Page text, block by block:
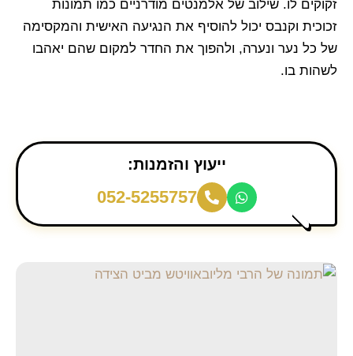
זקוקים לו. שילוב של אלמנטים מודרניים כמו תמונות
זכוכית וקנבס יכול להוסיף את הנגיעה האישית והמקסימה
של כל נער ונערה, ולהפוך את החדר למקום שהם יאהבו
לשהות בו.
ייעוץ והזמנות:
052-5255757